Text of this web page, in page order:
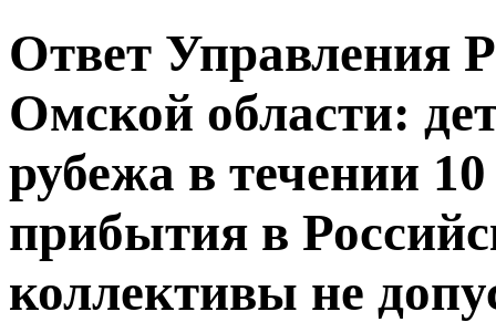
Ответ Управления
Омской области:
рубежа в течении
прибытия в
коллективы не